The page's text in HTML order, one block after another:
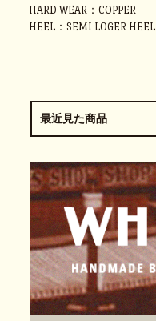
HARD WEAR：COPPER
HEEL：SEMI LOGER HEEL
最近見た商品